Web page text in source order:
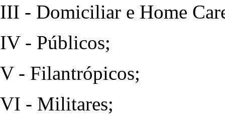
III - Domiciliar e Home
IV - Públicos;
V - Filantrópicos;
VI - Militares;